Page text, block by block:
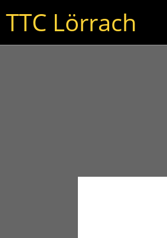
TTC Lörrach